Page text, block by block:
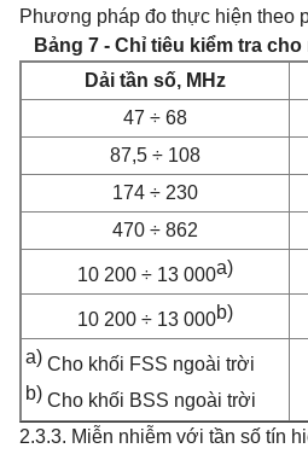
Phương pháp đo thực hiện theo
Bảng 7 - Chỉ tiêu kiểm tra
Dải tần số, MHz
47 ÷ 68
87,5 ÷ 108
174 ÷ 230
470 ÷ 862
10 200 ÷ 13 000a)
10 200 ÷ 13 000b)
a) Cho khối FSS ngoài trời
b) Cho khối BSS ngoài trời
2.3.3. Miễn nhiễm với tần số tín